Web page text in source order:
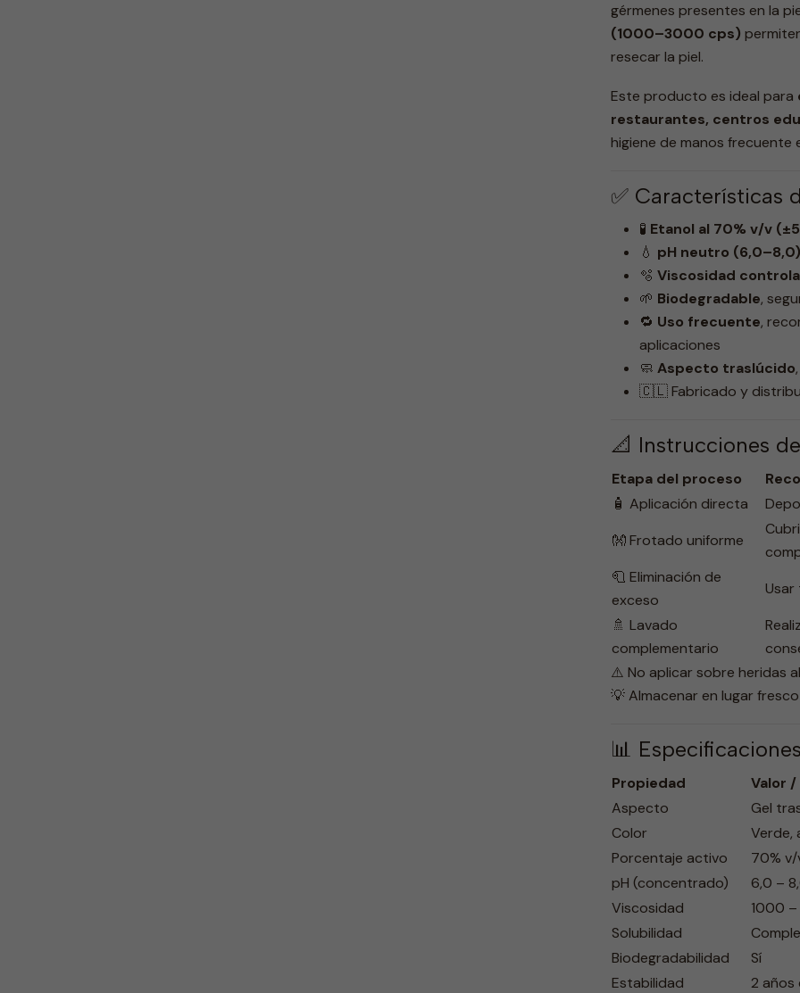
gérmenes presentes en la
(1000–3000 cps)
resecar la piel.
Este producto es ideal para
restaurantes, centros
higiene de manos frecuente
✅ Características
🧪 Etanol al 70% v/v
💧 pH neutro (6,0–8,0)
🫧 Viscosidad
🌱 Biodegradable,
🔁 Uso frecuente,
aplicaciones
🧼 Aspecto traslúcido
🇨🇱 Fabricado y
📐 Instrucciones
Etapa del proceso
🧴 Aplicación directa
👐 Frotado uniforme
🧻 Eliminación de
exceso
Usar
🚿 Lavado
complementario
⚠️ No aplicar sobre heridas
💡 Almacenar en lugar
📊
Propiedad
Valor
Aspecto
Gel
Color
Verde,
Porcentaje activo
70%
pH (concentrado)
6,0 –
Viscosidad
1000
Solubilidad
Biodegradabilidad
Sí
Estabilidad
2 años